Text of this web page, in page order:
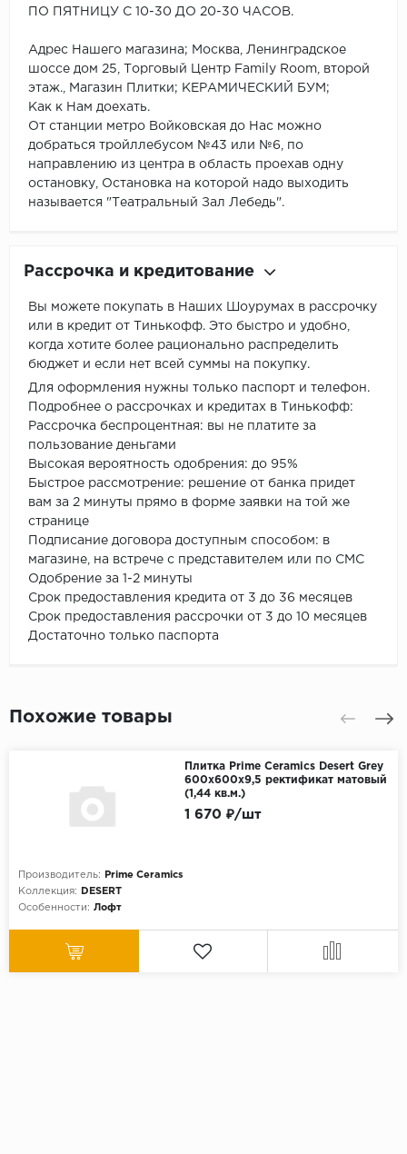
ПО ПЯТНИЦУ С 10-30 ДО 20-30 ЧАСОВ.
Адрес Нашего магазина; Москва, Ленинградское
шоссе дом 25, Торговый Центр Family Room, второй
этаж., Магазин Плитки; КЕРАМИЧЕСКИЙ БУМ;
Как к Нам доехать.
От станции метро Войковская до Нас можно
добраться тройллебусом №43 или №6, по
направлению из центра в область проехав одну
остановку, Остановка на которой надо выходить
называется "Театральный Зал Лебедь".
Рассрочка и кредитование
Вы можете покупать в Наших Шоурумах в рассрочку
или в кредит от Тинькофф. Это быстро и удобно,
когда хотите более рационально распределить
бюджет и если нет всей суммы на покупку.
Для оформления нужны только паспорт и телефон.
Подробнее о рассрочках и кредитах в Тинькофф:
Рассрочка беспроцентная: вы не платите за
пользование деньгами
Высокая вероятность одобрения: до 95%
Быстрое рассмотрение: решение от банка придет
вам за 2 минуты прямо в форме заявки на той же
странице
Подписание договора доступным способом: в
магазине, на встрече с представителем или по СМС
Одобрение за 1-2 минуты
Срок предоставления кредита от 3 до 36 месяцев
Срок предоставления рассрочки от 3 до 10 месяцев
Достаточно только паспорта
Похожие товары
Плитка Prime Ceramics Desert Grey
600х600х9,5 ректификат матовый
(1,44 кв.м.)
Производитель:
Prime Ceramics
Коллекция:
DESERT
Особенности: Лофт
1 670 ₽/шт